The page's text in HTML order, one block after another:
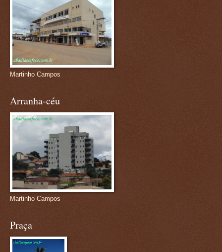
Martinho Campos
Arranha-céu
Martinho Campos
Praça